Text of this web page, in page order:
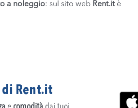
a noleggio: sul sito web Rent.itè
di Rent.it